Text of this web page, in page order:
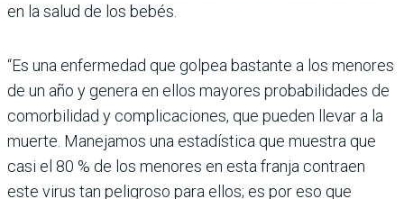
en la salud de los bebés.
“Es una enfermedad que gol­pea bastante a los menores
de un año y genera en ellos mayo­res probabilidades de
comor­bilidad y complicaciones, que pueden llevar a la
muerte. Manejamos una estadística que muestra que
casi el 80 % de los menores en esta franja contraen
este virus tan peli­groso para ellos; es por eso que